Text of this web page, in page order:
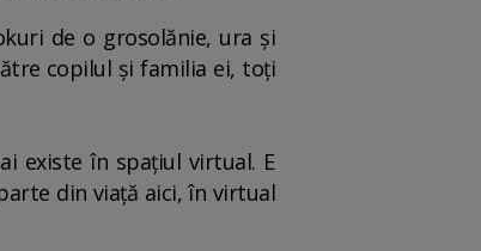
de o grosolănie, ura și
copilul și familia ei, toți
existe în spațiul virtual. E
din viață aici, în virtual